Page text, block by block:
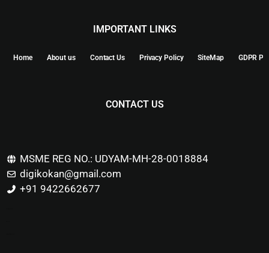
IMPORTANT LINKS
Home About us Contact Us Privacy Policy SiteMap GDPR
CONTACT US
MSME REG NO.: UDYAM-MH-28-0018884
digikokan@gmail.com
+91 9422662677